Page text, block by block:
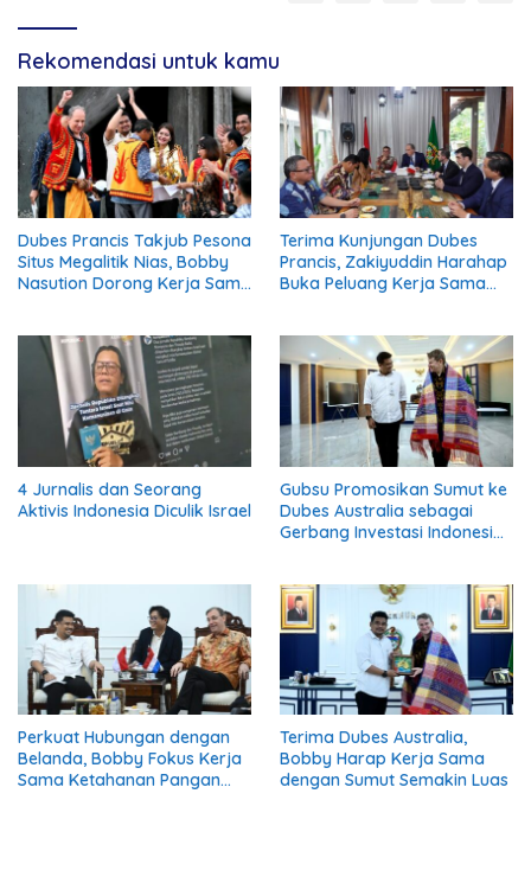
Rekomendasi untuk kamu
Dubes Prancis Takjub Pesona
Situs Megalitik Nias, Bobby
Nasution Dorong Kerja Sama
Terima Kunjungan Dubes
Prancis, Zakiyuddin Harahap
Buka Peluang Kerja Sama
4 Jurnalis dan Seorang
Aktivis Indonesia Diculik Israel
Gubsu Promosikan Sumut ke
Dubes Australia sebagai
Gerbang Investasi Indonesia
Perkuat Hubungan dengan
Belanda, Bobby Fokus Kerja
Sama Ketahanan Pangan
Terima Dubes Australia,
Bobby Harap Kerja Sama
dengan Sumut Semakin Luas